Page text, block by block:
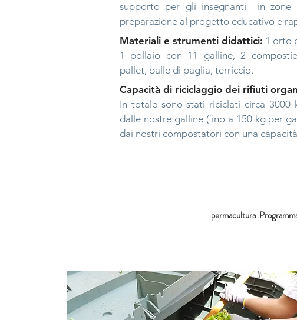
supporto per gli insegnanti
in zone
preparazione al progetto educativo e
Materiali e strumenti didattici: 1 orto
1 pollaio con 11 galline, 2
pallet, balle di paglia, terriccio.
Capacità di riciclaggio dei rifiuti
In totale sono stati riciclati circa 3000
dalle nostre galline (fino a 150 kg per
dai nostri compostatori con una
permacultura